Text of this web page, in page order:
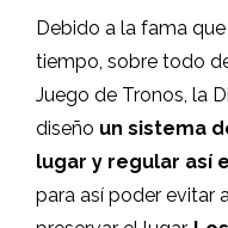
Debido a la fama
tiempo, sobre todo
Juego de Tronos, la
diseño un sistema
lugar y regular así
para así poder evitar